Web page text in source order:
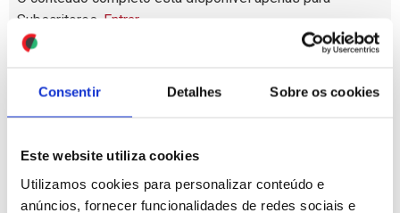
Consentir Detalhes Sobre os cookies
Este website utiliza cookies
Utilizamos cookies para personalizar conteúdo e
anúncios, fornecer funcionalidades de redes sociais e
Subscritores. Entrar
1
2
pela Anthropic e OpenAI